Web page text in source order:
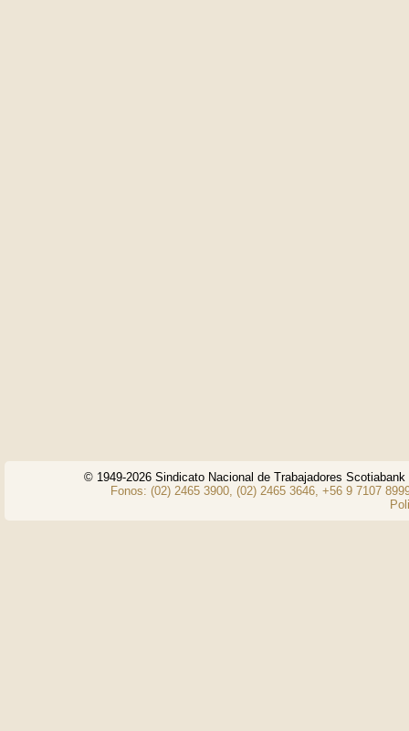
© 1949-2026 Sindicato Nacional de Trabajadores
Fonos: (02) 2465 3900, (02) 2465 3646, +56 9 7107